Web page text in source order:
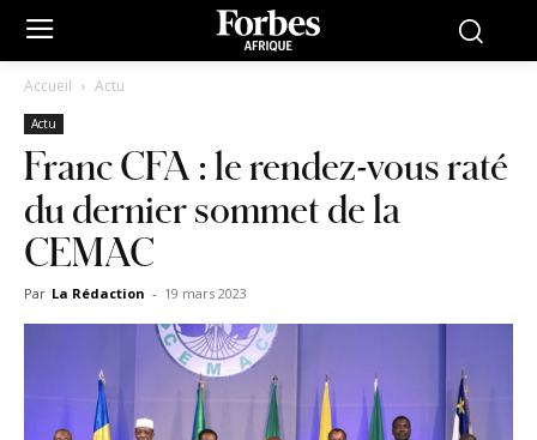
Accueil Actu
Actu
Franc CFA : le rendez-vous raté
du dernier sommet de la
CEMAC
Par La Rédaction - 19 mars 2023